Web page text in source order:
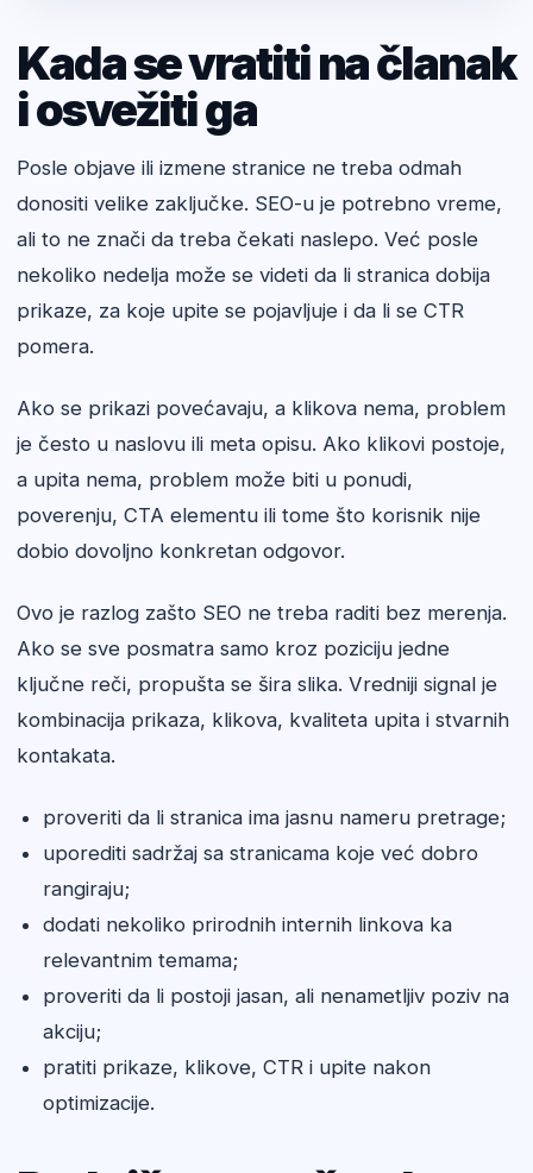
Kada se vratiti na članak
i osvežiti ga
Posle objave ili izmene stranice ne treba odmah
donositi velike zaključke. SEO-u je potrebno vreme,
ali to ne znači da treba čekati naslepo. Već posle
nekoliko nedelja može se videti da li stranica dobija
prikaze, za koje upite se pojavljuje i da li se CTR
pomera.
Ako se prikazi povećavaju, a klikova nema, problem
je često u naslovu ili meta opisu. Ako klikovi postoje,
a upita nema, problem može biti u ponudi,
poverenju, CTA elementu ili tome što korisnik nije
dobio dovoljno konkretan odgovor.
Ovo je razlog zašto SEO ne treba raditi bez merenja.
Ako se sve posmatra samo kroz poziciju jedne
ključne reči, propušta se šira slika. Vredniji signal je
kombinacija prikaza, klikova, kvaliteta upita i stvarnih
kontakata.
proveriti da li stranica ima jasnu nameru pretrage;
uporediti sadržaj sa stranicama koje već dobro
rangiraju;
dodati nekoliko prirodnih internih linkova ka
relevantnim temama;
proveriti da li postoji jasan, ali nenametljiv poziv na
akciju;
pratiti prikaze, klikove, CTR i upite nakon
optimizacije.